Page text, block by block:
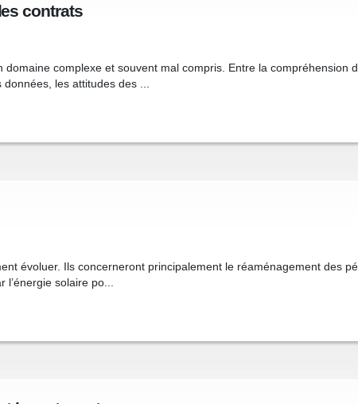
contrats
complexe et souvent mal compris. Entre la compréhension
les attitudes des ...
évoluer. Ils concerneront principalement le réaménagement des
solaire po...